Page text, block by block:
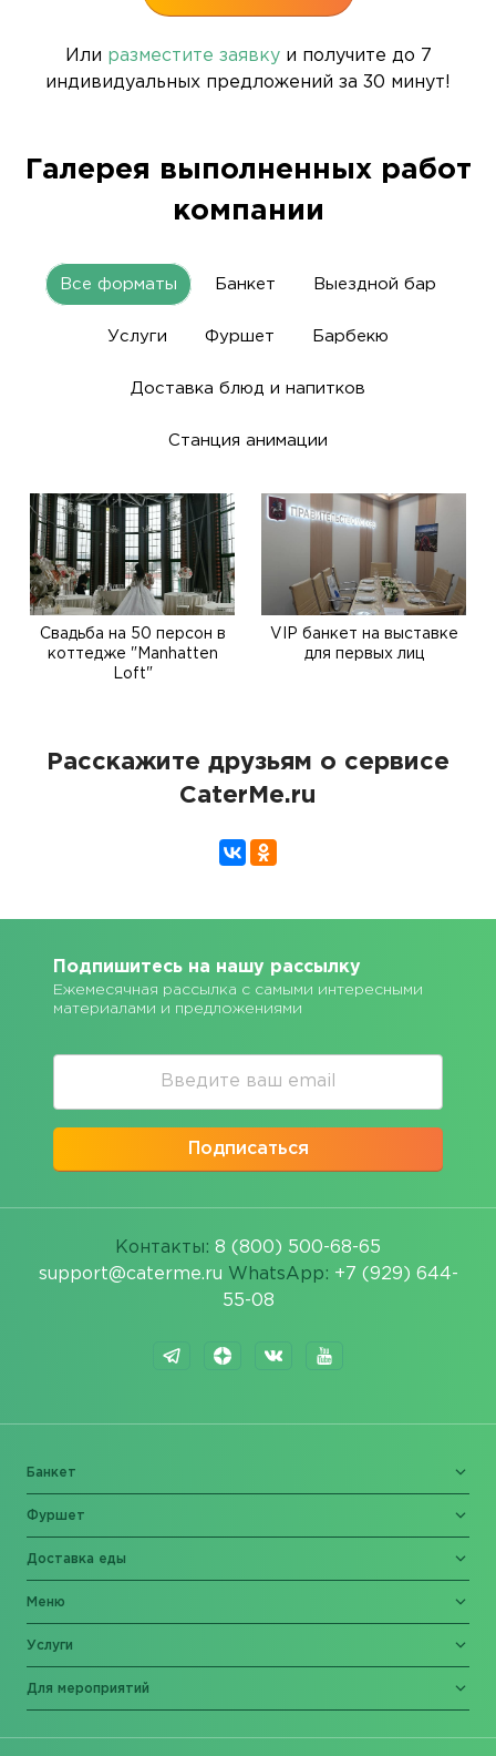
Или разместите заявкуи получите до 7
индивидуальных предложений за 30 минут!
Галерея выполненных работ
компании
Все форматы Банкет Выездной бар
Услуги Фуршет Барбекю
Доставка блюд и напитков
Станция анимации
Свадьба на 50 персон в
коттедже "Manhatten
Loft"
VIP банкет на выставке
для первых лиц
Расскажите друзьям о сервисе
CaterMe.ru
Подпишитесь на нашу рассылку
Ежемесячная рассылка с самыми интересными
материалами и предложениями
Подписаться
Контакты: 8 (800) 500-68-65
support@caterme.ru WhatsApp: +7 (929) 644-
55-08
Банкет
Фуршет
Доставка еды
Меню
Услуги
Для мероприятий